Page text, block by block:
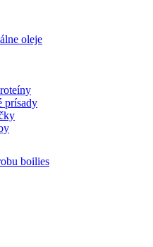
oleje
prísady
boilies